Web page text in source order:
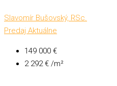
Slavomír Bušovský, RSc.
Predaj Aktuálne
149 000 €
2 292 € /m²